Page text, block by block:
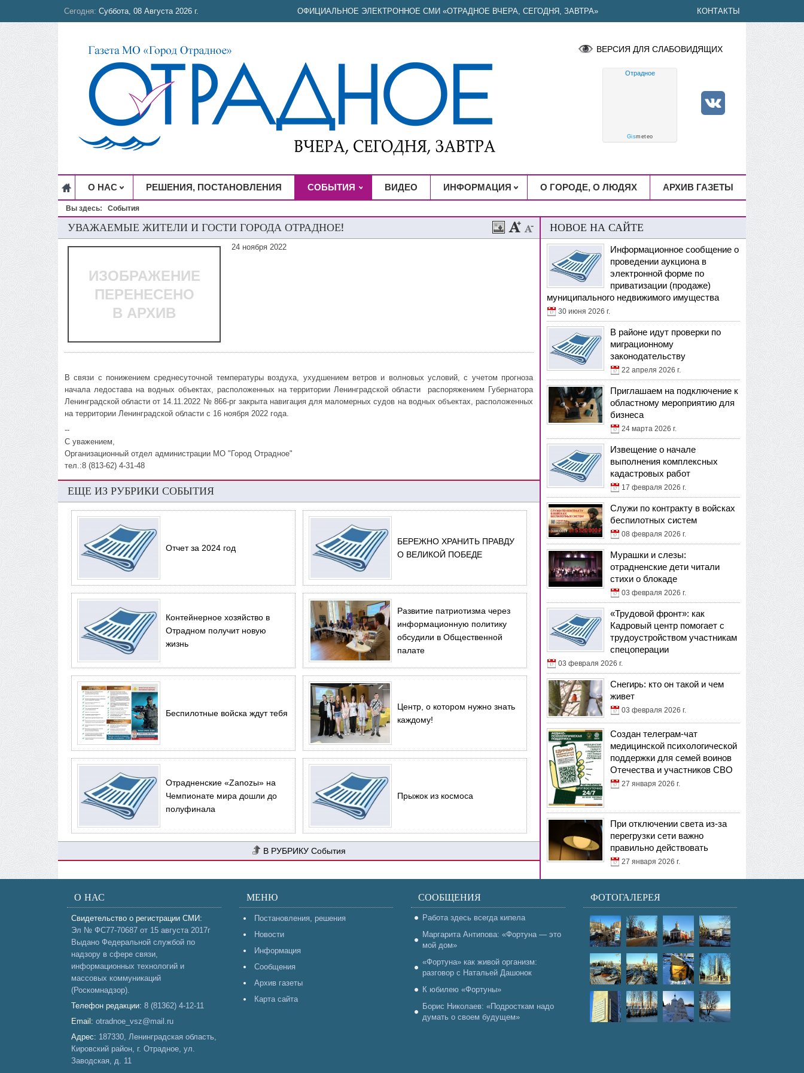
Сегодня: Суббота, 08 Августа 2026 г. ОФИЦИАЛЬНОЕ ЭЛЕКТРОННОЕ СМИ «ОТРАДНОЕ ВЧЕРА, СЕГОДНЯ, ЗАВТРА» КОНТАКТЫ
ВЕРСИЯ ДЛЯ СЛАБОВИДЯЩИХ
Отрадное
Gismeteo
О НАС РЕШЕНИЯ, ПОСТАНОВЛЕНИЯ СОБЫТИЯ ВИДЕО ИНФОРМАЦИЯ О ГОРОДЕ, О ЛЮДЯХ АРХИВ ГАЗЕТЫ
Вы здесь: События
УВАЖАЕМЫЕ ЖИТЕЛИ И ГОСТИ ГОРОДА ОТРАДНОЕ!
24 ноября 2022
ИЗОБРАЖЕНИЕ
ПЕРЕНЕСЕНО
В АРХИВ
В связи с понижением среднесуточной температуры воздуха, ухудшением ветров и волновых условий, с учетом прогноза
начала ледостава на водных объектах, расположенных на территории Ленинградской области распоряжением Губернатора
Ленинградской области от 14.11.2022 № 866-рг закрыта навигация для маломерных судов на водных объектах, расположенных
на территории Ленинградской области с 16 ноября 2022 года.
--
С уважением,
Организационный отдел администрации МО "Город Отрадное"
тел.:8 (813-62) 4-31-48
ЕЩЕ ИЗ РУБРИКИ СОБЫТИЯ
Отчет за 2024 год
БЕРЕЖНО ХРАНИТЬ ПРАВДУ
О ВЕЛИКОЙ ПОБЕДЕ
Контейнерное хозяйство в
Отрадном получит новую
жизнь
Развитие патриотизма через
информационную политику
обсудили в Общественной
палате
Беспилотные войска ждут тебя
Центр, о котором нужно знать
каждому!
Отрадненские «Zanozы» на
Чемпионате мира дошли до
полуфинала
Прыжок из космоса
События
НОВОЕ НА САЙТЕ
Информационное сообщение о
проведении аукциона в
электронной форме по
приватизации (продаже)
муниципального недвижимого имущества
30 июня 2026 г.
В районе идут проверки по
миграционному
законодательству
22 апреля 2026 г.
Приглашаем на подключение к
областному мероприятию для
бизнеса
24 марта 2026 г.
Извещение о начале
выполнения комплексных
кадастровых работ
17 февраля 2026 г.
Служи по контракту в войсках
беспилотных систем
08 февраля 2026 г.
Мурашки и слезы:
отрадненские дети читали
стихи о блокаде
03 февраля 2026 г.
«Трудовой фронт»: как
Кадровый центр помогает с
трудоустройством участникам
спецоперации
03 февраля 2026 г.
Снегирь: кто он такой и чем
живет
03 февраля 2026 г.
Создан телеграм-чат
медицинской психологической
поддержки для семей воинов
Отечества и участников СВО
27 января 2026 г.
При отключении света из-за
перегрузки сети важно
правильно действовать
27 января 2026 г.
О НАС
Свидетельство о регистрации СМИ:
Эл № ФС77-70687 от 15 августа 2017г
Выдано Федеральной службой по
надзору в сфере связи,
информационных технологий и
массовых коммуникаций
(Роскомнадзор).
Телефон редакции: 8 (81362) 4-12-11
Email: otradnoe_vsz@mail.ru
Адрес: 187330, Ленинградская область,
Кировский район, г. Отрадное, ул.
Заводская, д. 11
МЕНЮ
Постановления, решения
Новости
Информация
Сообщения
Архив газеты
Карта сайта
СООБЩЕНИЯ
Работа здесь всегда кипела
Маргарита Антипова: «Фортуна — это
мой дом»
«Фортуна» как живой организм:
разговор с Натальей Дашонок
К юбилею «Фортуны»
Борис Николаев: «Подросткам надо
думать о своем будущем»
ФОТОГАЛЕРЕЯ